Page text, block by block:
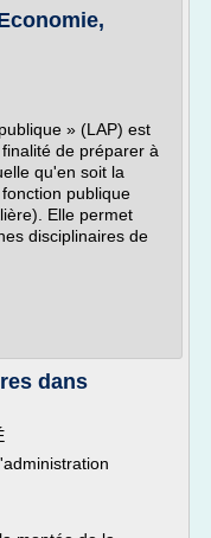
» (LAP) est
de préparer à
qu'en soit la
publique
Elle permet
disciplinaires de
dans